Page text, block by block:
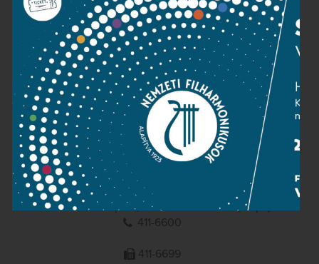
Adatvédelem
Impresszum
NEMZETI
FILHARMONIKUSOK
1095 Budapest, Komor Marcell u. 1. (Müpa)
411-6600
411-6699